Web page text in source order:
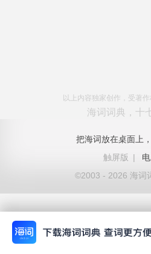
以上内容独家创作，受著
海词词典，十
把海词放在桌面上
触屏版
|
©2003 - 2026 海词